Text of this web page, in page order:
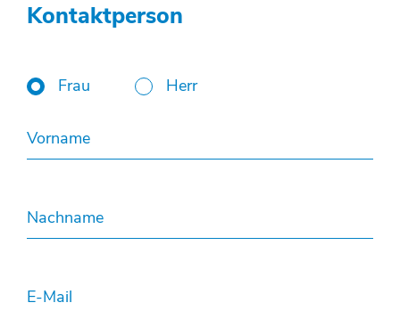
Kontaktperson
Frau Herr
Vorname
Nachname
E-Mail